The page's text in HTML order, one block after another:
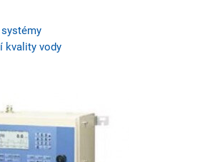
kvality vody